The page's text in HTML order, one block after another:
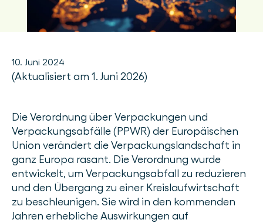
10. Juni 2024
(Aktualisiert am 1. Juni 2026)
Die Verordnung über Verpackungen und
Verpackungsabfälle (PPWR) der Europäischen
Union verändert die Verpackungslandschaft in
ganz Europa rasant. Die Verordnung wurde
entwickelt, um Verpackungsabfall zu reduzieren
und den Übergang zu einer Kreislaufwirtschaft
zu beschleunigen. Sie wird in den kommenden
Jahren erhebliche Auswirkungen auf